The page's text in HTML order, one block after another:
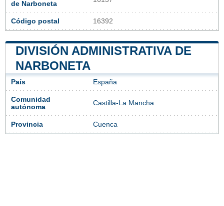
de Narboneta
Código postal 16392
DIVISIÓN ADMINISTRATIVA DE
NARBONETA
País España
Comunidad
autónoma
Castilla-La Mancha
Provincia Cuenca